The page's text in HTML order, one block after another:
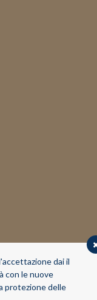
dai il
con le nuove
protezione delle